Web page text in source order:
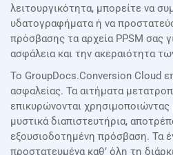
λειτουργικότητα, μπορείτε να
υδατογραφήματα ή να
πρόσβασης τα αρχεία PPSM σας
ασφάλεια και την ακεραιότητα
Το GroupDocs.Conversion Cloud
ασφαλείας. Τα αιτήματα
επικυρώνονται χρησιμοποιώντας
μυστικά διαπιστευτήρια,
εξουσιοδοτημένη πρόσβαση. Τα
προστατευμένα καθ’ όλη τη